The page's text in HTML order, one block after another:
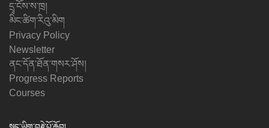
དྲྭ་ངོས་ས་ཁྲ།
མིང་ཚིག་རིའུ་མིག
Privacy Policy
Newsletter
ནང་དོན་ཐོན་གསར་ཤོས།
Progress Reports
Courses